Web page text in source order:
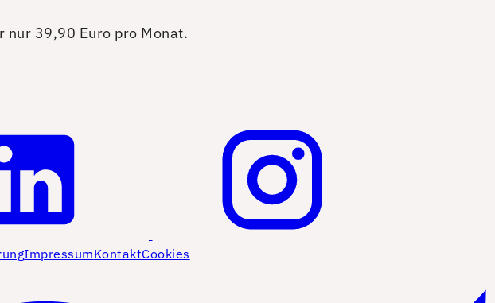
nur 39,90 Euro pro Monat.
ImpressumKontaktCookies